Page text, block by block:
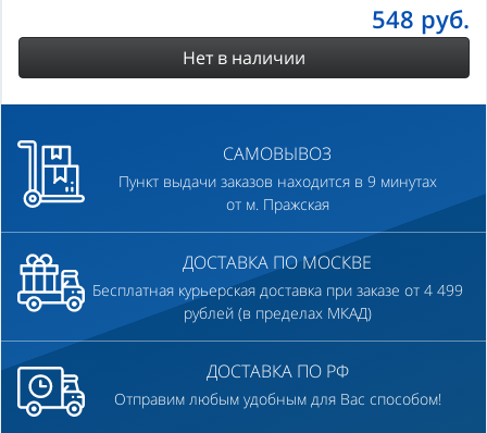
548 руб.
Нет в наличии
САМОВЫВОЗ
Пункт выдачи заказов находится в 9 минутах
от м. Пражская
ДОСТАВКА ПО МОСКВЕ
Бесплатная курьерская доставка при заказе от 4 499
рублей (в пределах МКАД)
ДОСТАВКА ПО РФ
Отправим любым удобным для Вас способом!